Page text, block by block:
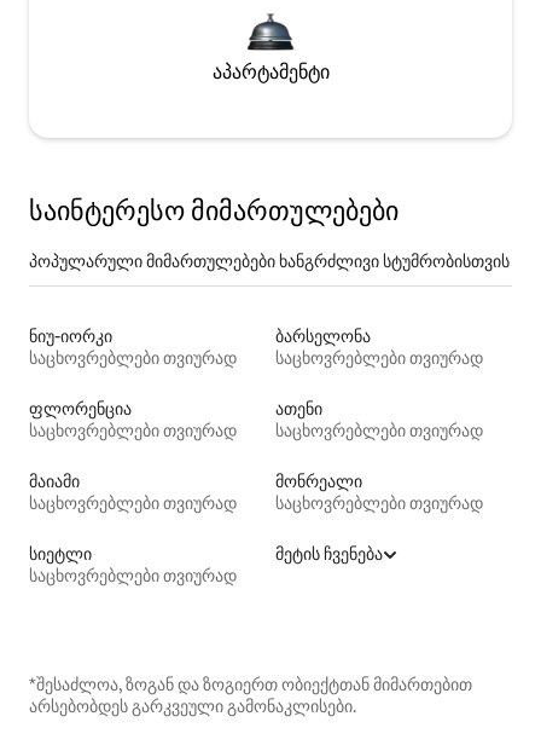
აპარტამენტი
საინტერესო მიმართულებები
პოპულარული მიმართულებები ხანგრძლივი სტუმრობისთვის
ნიუ-იორკი
საცხოვრებლები თვიურად
ბარსელონა
საცხოვრებლები თვიურად
ფლორენცია
საცხოვრებლები თვიურად
ათენი
საცხოვრებლები თვიურად
მაიამი
საცხოვრებლები თვიურად
მონრეალი
საცხოვრებლები თვიურად
სიეტლი
საცხოვრებლები თვიურად
მეტის ჩვენება
*შესაძლოა, ზოგან და ზოგიერთ ობიექტთან მიმართებით
არსებობდეს გარკვეული გამონაკლისები.